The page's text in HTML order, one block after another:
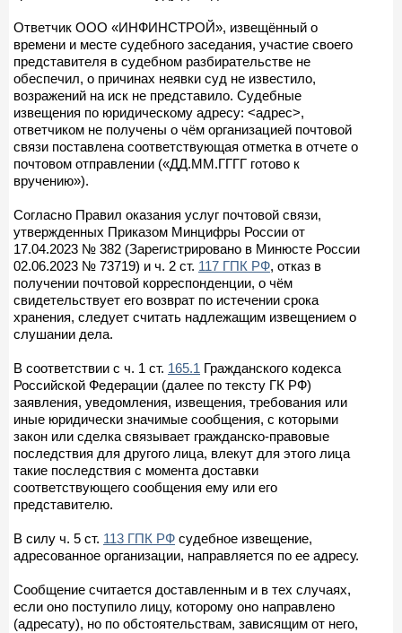
Ответчик ООО «ИНФИНСТРОЙ», извещённый о
времени и месте судебного заседания, участие своего
представителя в судебном разбирательстве не
обеспечил, о причинах неявки суд не известило,
возражений на иск не представило. Судебные
извещения по юридическому адресу: <адрес>,
ответчиком не получены о чём организацией почтовой
связи поставлена соответствующая отметка в отчете о
почтовом отправлении («ДД.ММ.ГГГГ готово к
вручению»).
Согласно Правил оказания услуг почтовой связи,
утвержденных Приказом Минцифры России от
17.04.2023 № 382 (Зарегистрировано в Минюсте России
02.06.2023 № 73719) и ч. 2 ст. 117 ГПК РФ, отказ в
получении почтовой корреспонденции, о чём
свидетельствует его возврат по истечении срока
хранения, следует считать надлежащим извещением о
слушании дела.
В соответствии с ч. 1 ст. 165.1 Гражданского кодекса
Российской Федерации (далее по тексту ГК РФ)
заявления, уведомления, извещения, требования или
иные юридически значимые сообщения, с которыми
закон или сделка связывает гражданско-правовые
последствия для другого лица, влекут для этого лица
такие последствия с момента доставки
соответствующего сообщения ему или его
представителю.
В силу ч. 5 ст. 113 ГПК РФ судебное извещение,
адресованное организации, направляется по ее адресу.
Сообщение считается доставленным и в тех случаях,
если оно поступило лицу, которому оно направлено
(адресату), но по обстоятельствам, зависящим от него,